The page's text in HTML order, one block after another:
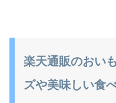
楽天通販のおい
ズや美味しい食